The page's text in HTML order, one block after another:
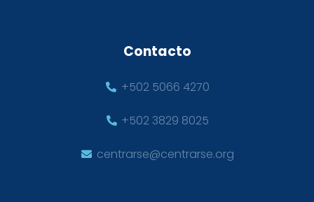
Contacto
+502 5066 4270
+502 3829 8025
centrarse@centrarse.org